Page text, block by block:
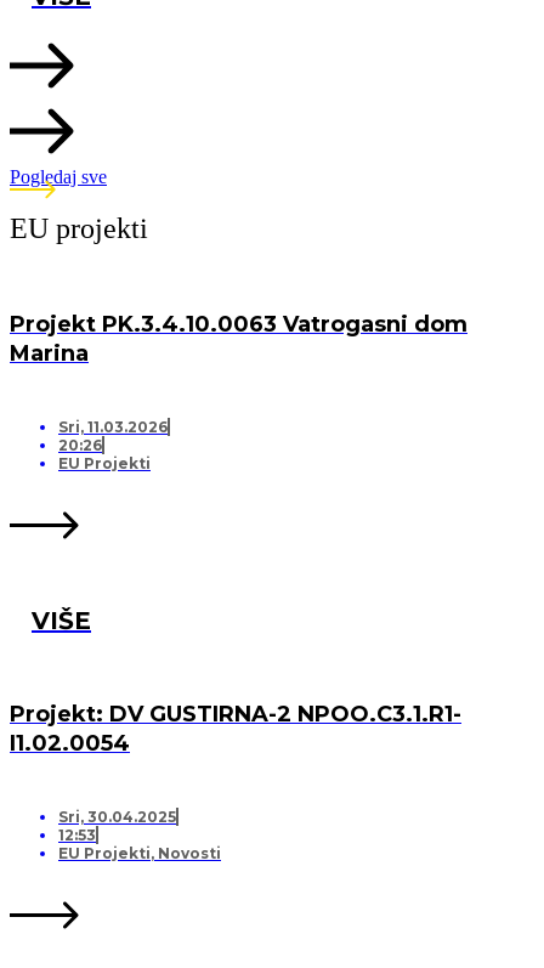
Pogledaj sve
EU projekti
Projekt PK.3.4.10.0063 Vatrogasni dom
Marina
Sri, 11.03.2026
20:26
EU Projekti
VIŠE
Projekt: DV GUSTIRNA-2 NPOO.C3.1.R1-
I1.02.0054
Sri, 30.04.2025
12:53
EU Projekti, Novosti